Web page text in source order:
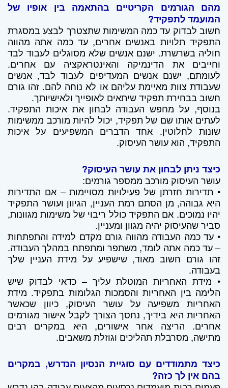
מהם הגורמים הקריטיים בהתאמה בין אופיו של
המועמד לתפקיד?
חשוב לבדוק עד כמה המשימות שתצטרך לבצע במסגרת
התפקיד תלויות באנשים אחרים, עד כמה אתה מהווה
חוליה בשרשרת. ישנם אנשים שלא מסוגלים לעבוד לבד
וחייבים את הדינמיקה והאינטראקציה עם אחרים.
לעומתם, ישנם אנשים המעדיפים לעבוד לבד, אנשים
שעבודת צוות מאיימת עליהם או לא נוחה להם. זהו גורם
חשוב בבחירת תפקיד שיתאים לאופייך ולאישיותך.
בנוסף, על מחפש העבודה לבחון את איכות התפקיד.
לעתים אותו שם של תפקיד, יכול להיות מורכב ממשימות
שונות לחלוטין. אחד הדברים המשפיעים על איכות
התפקיד, הוא עושר העיסוק.
כיצד ניתן לבחון את עושר העיסוק?
עושר העיסוק מורכב ממספר גורמים:
• תדירות חזרתן של פעילויות מסויימות – אם התדירות
היא גבוהה, מן הסתם רמת העניין, הגיוון ועושר התפקיד
יהיו נמוכים. אם התפקיד כולל ריבוי של משימות מגוונות,
סביר שהעיסוק יהיה מגוון ומעניין.
• עד כמה העבודה מהווה גורם מקדם למידה והתפתחות
– עד כמה אתה לומד, משתפר ומתפתח במהלך העבודה.
זהו גורם חשוב מאוד, שישפיע על מידת העניין שלך
בעבודה.
• מידת האחריות המוטלת עליך – כדאי לבדוק שיש
הלימה בין האחריות והסמכות הגלומות בתפקיד. מידת
האחריות משפיעה על עושר העיסוק, כיוון שכאשר
האחריות היא בידיך, נחסך הצורך לקבל אישור מגורמים
אחרים. הריצה אחר אישורים, היא במקרים רבים
מתישה, מסרבלת תהליכים וגוזלת משאבים.
כיצד מתמודדים עם סוגיית הנסיון הנדרש, במקרים
בהם אין לך כזה?